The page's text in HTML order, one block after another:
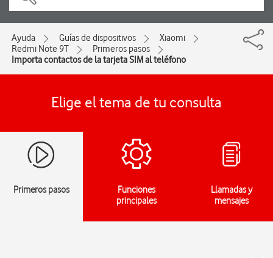
Ayuda Guías de dispositivos
Xiaomi
Redmi Note 9T
Primeros pasos
Importa contactos de la tarjeta SIM al teléfono
Elige el tema de tu consulta
Primeros pasos
Funciones
principales
Llamadas y
mensajes